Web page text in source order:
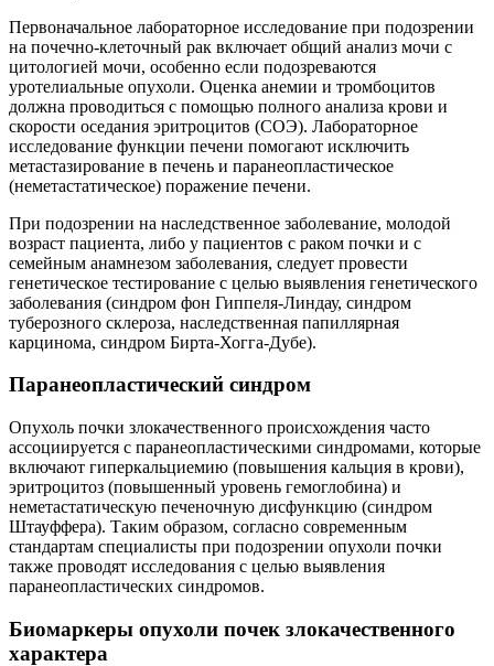
Первоначальное лабораторное исследование при подозрении
на почечно-клеточный рак включает общий анализ мочи с
цитологией мочи, особенно если подозреваются
уротелиальные опухоли. Оценка анемии и тромбоцитов
должна проводиться с помощью полного анализа крови и
скорости оседания эритроцитов (СОЭ). Лабораторное
исследование функции печени помогают исключить
метастазирование в печень и паранеопластическое
(неметастатическое) поражение печени.
При подозрении на наследственное заболевание, молодой
возраст пациента, либо у пациентов с раком почки и с
семейным анамнезом заболевания, следует провести
генетическое тестирование с целью выявления генетического
заболевания (синдром фон Гиппеля-Линдау, синдром
туберозного склероза, наследственная папиллярная
карцинома, синдром Бирта-Хогга-Дубе).
Паранеопластический синдром
Опухоль почки злокачественного происхождения часто
ассоциируется с паранеопластическими синдромами, которые
включают гиперкальциемию (повышения кальция в крови),
эритроцитоз (повышенный уровень гемоглобина) и
неметастатическую печеночную дисфункцию (синдром
Штауффера). Таким образом, согласно современным
стандартам специалисты при подозрении опухоли почки
также проводят исследования с целью выявления
паранеопластических синдромов.
Биомаркеры опухоли почек злокачественного
характера